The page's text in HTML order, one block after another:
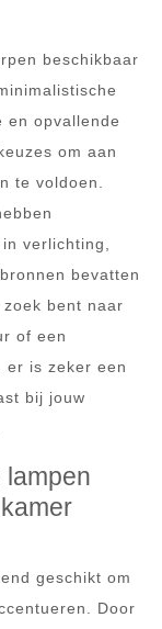
beschikbaar
en opvallende
om aan
te voldoen.
verlichting,
bevatten
bent naar
of een
er is zeker een
bij jouw
lampen
geschikt om
Door